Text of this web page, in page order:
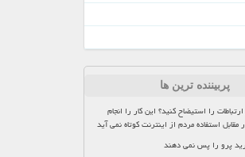
پربیننده ترین ها
را استیضاح کنید؟ این کار را انجام
استفاده مردم از اینترنت کوتاه نمی آید
پرو را پس نمی دهند